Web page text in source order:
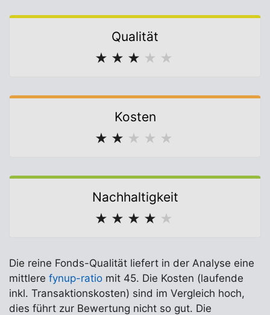
Qualität
★ ★ ★ ★ ★
Kosten
★ ★ ★ ★ ★
Nachhaltigkeit
★ ★ ★ ★ ★
Die reine Fonds-Qualität liefert in der Analyse eine
mittlere fynup-ratio mit 45. Die Kosten (laufende
inkl. Transaktionskosten) sind im Vergleich hoch,
dies führt zur Bewertung nicht so gut. Die